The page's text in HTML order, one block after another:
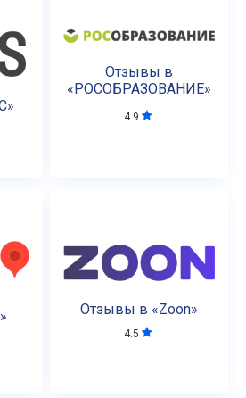
Отзывы в
«РОСОБРАЗОВАНИЕ»
4.9
Отзывы в «Zoon»
4.5